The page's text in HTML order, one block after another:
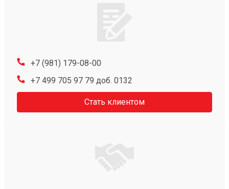
+7 (981) 179-08-00
+7 499 705 97 79 доб. 0132
Стать клиентом